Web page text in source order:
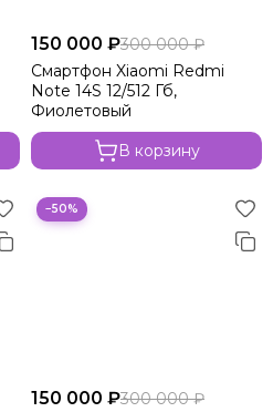
150 000 ₽300 000 ₽
Смартфон Xiaomi Redmi
Note 14S 12/512 Гб,
Фиолетовый
В корзину
−50%
150 000 ₽300 000 ₽